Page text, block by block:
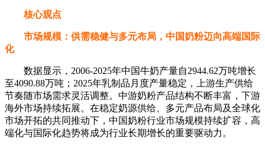
核心观点
市场规模：供需稳健与多元布局，中国奶粉迈向高端国际
化
数据显示，2006-2025年中国牛奶产量自2944.62万吨增长
至4090.88万吨；2025年乳制品月度产量稳定，上游生产供给
节奏随市场需求灵活调整。中游奶粉产品结构不断丰富，下游
海外市场持续拓展。在稳定奶源供给、多元产品布局及全球化
市场开拓的共同推动下，中国奶粉行业市场规模持续扩容，高
端化与国际化趋势将成为行业长期增长的重要驱动力。